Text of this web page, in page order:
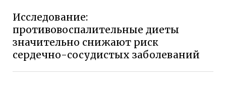
Исследование:
противовоспалительные диеты
значительно снижают риск
сердечно-сосудистых заболеваний